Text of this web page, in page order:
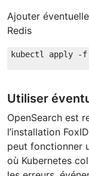
Ajouter
Redis
Utiliser
OpenSearch est
l’installation
peut fonctionner
où Kubernetes